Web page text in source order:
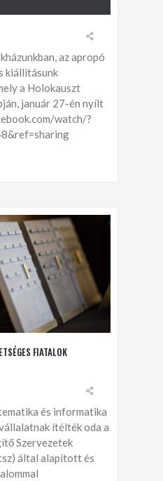
az apropó
kiállításunk
a Holokauszt
január 27-én nyílt
watch/?
FIATALOK
és informatika
ítélték oda a
Szervezetek
által alapított és